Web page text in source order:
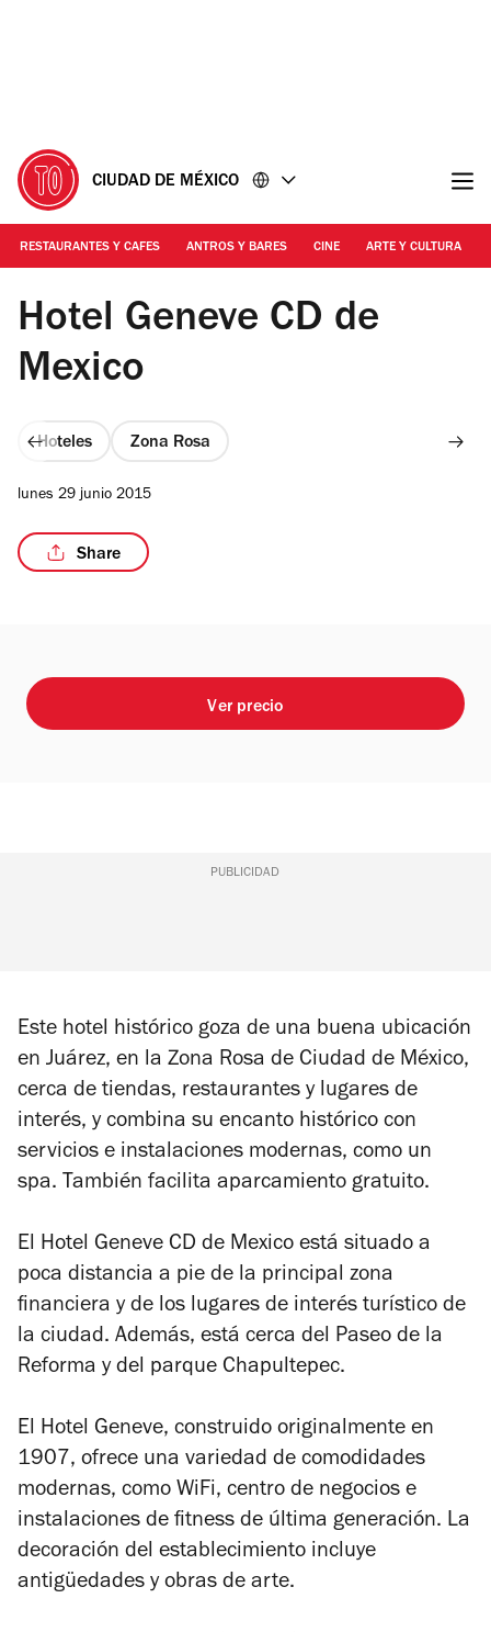
CIUDAD DE MÉXICO
RESTAURANTES Y CAFES ANTROS Y BARES CINE ARTE Y CULTURA
Booking.com
Hotel Geneve CD de
Mexico
Hoteles Zona Rosa
lunes 29 junio 2015
Share
Ver precio
PUBLICIDAD
Este hotel histórico goza de una buena ubicación
en Juárez, en la Zona Rosa de Ciudad de México,
cerca de tiendas, restaurantes y lugares de
interés, y combina su encanto histórico con
servicios e instalaciones modernas, como un
spa. También facilita aparcamiento gratuito.
El Hotel Geneve CD de Mexico está situado a
poca distancia a pie de la principal zona
financiera y de los lugares de interés turístico de
la ciudad. Además, está cerca del Paseo de la
Reforma y del parque Chapultepec.
El Hotel Geneve, construido originalmente en
1907, ofrece una variedad de comodidades
modernas, como WiFi, centro de negocios e
instalaciones de fitness de última generación. La
decoración del establecimiento incluye
antigüedades y obras de arte.